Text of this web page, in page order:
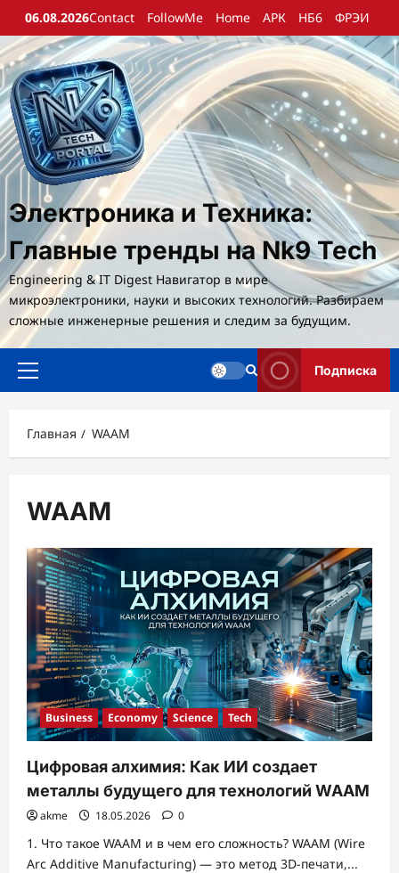
Перейти
содержимому
06.08.2026Contact FollowMe Home АРК НБ6 ФРЭИ
Электроника и Техника:
Главные тренды на Nk9 Tech
Engineering & IT Digest Навигатор в мире
микроэлектроники, науки и высоких технологий. Разбираем
сложные инженерные решения и следим за будущим.
Основное
Подписка
Главная WAAM
WAAM
Business Economy Science Tech
Цифровая алхимия: Как ИИ создает
металлы будущего для технологий WAAM
akme 18.05.2026 0
1. Что такое WAAM и в чем его сложность? WAAM (Wire
Arc Additive Manufacturing) — это метод 3D-печати,...